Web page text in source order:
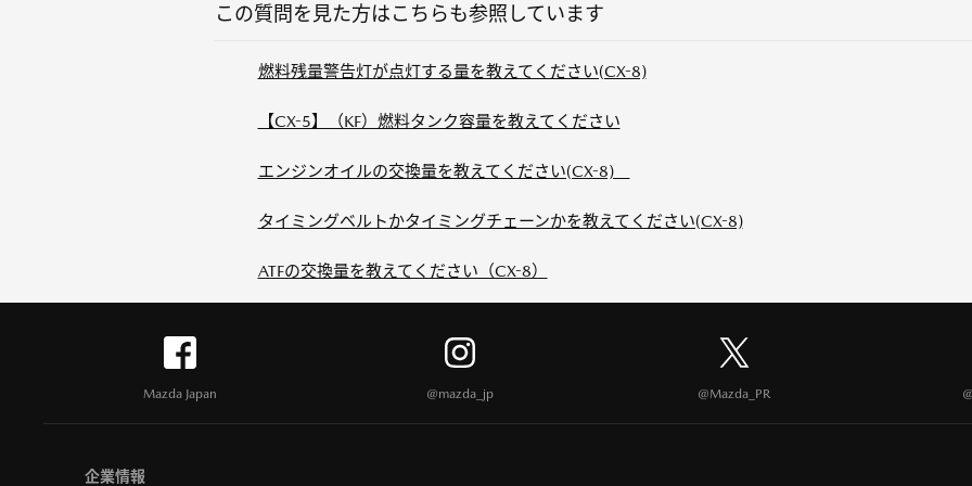
この質問を見た方はこちらも参照しています
燃料残量警告灯が点灯する量を教えてください(CX-8)
【CX-5】（KF）燃料タンク容量を教えてください
エンジンオイルの交換量を教えてください(CX-8)
タイミングベルトかタイミングチェーンかを教えてください(CX-8)
ATFの交換量を教えてください（CX-8）
Mazda Japan @mazda_jp @Mazda_PR
企業情報